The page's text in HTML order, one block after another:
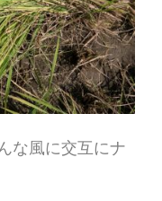
な風に交互にナ